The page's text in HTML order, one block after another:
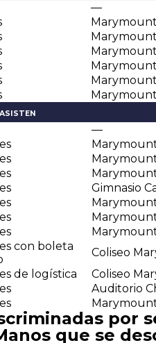
—
Marymount
Marymount
Marymount
Marymount
Marymount
Marymount
ASISTEN
—
Gimnasio
con boleta
Coliseo
de logística Coliseo
Auditorio
por
que se